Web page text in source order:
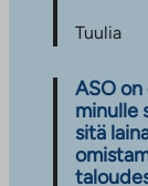
Tuulia
ASO
minulle
sitä